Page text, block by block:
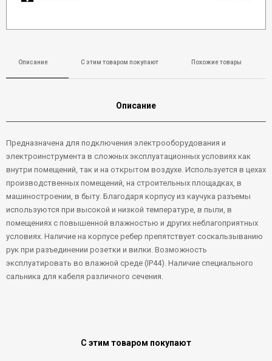
Описание С этим товаром покупают Похожие товары
Описание
Предназначена для подключения электрооборудования и
электроинструмента в сложных эксплуатационных условиях как
внутри помещений, так и на открытом воздухе. Используется в цехах
производственных помещений, на строительных площадках, в
машиностроении, в быту. Благодаря корпусу из каучука разъемы
используются при высокой и низкой температуре, в пыли, в
помещениях с повышенной влажностью и других неблагоприятных
условиях. Наличие на корпусе ребер препятствует соскальзыванию
рук при разъединении розетки и вилки. Возможность
эксплуатировать во влажной среде (IP44). Наличие специального
сальника для кабеля различного сечения.
С этим товаром покупают